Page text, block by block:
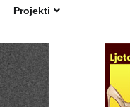
Projekti